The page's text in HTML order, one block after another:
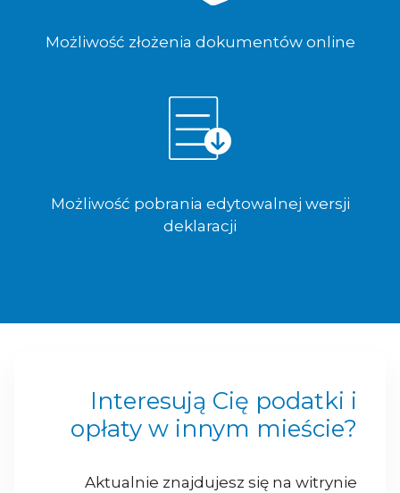
Możliwość złożenia dokumentów online
Możliwość pobrania edytowalnej wersji
deklaracji
Interesują Cię podatki i
opłaty w innym mieście?
Aktualnie znajdujesz się na witrynie